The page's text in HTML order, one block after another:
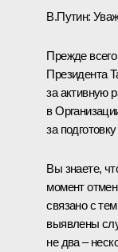
В.Путин:
Прежде
Президента
за активную
в
за
Вы знаете,
момент
связано с
выявлены
не два –